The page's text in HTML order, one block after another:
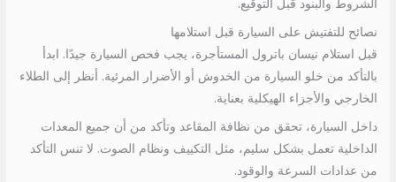
الشروط والبنود قبل التوقيع.
نصائح للتفتيش على السيارة قبل استلامها
قبل استلام نيسان باترول المستأجرة، يجب فحص السيارة جيدًا. ابدأ
بالتأكد من خلو السيارة من الخدوش أو الأضرار المرئية. أنظر إلى الطلاء
الخارجي والأجزاء الهيكلية بعناية.
داخل السيارة، تحقق من نظافة المقاعد وتأكد من أن جميع المعدات
الداخلية تعمل بشكل سليم، مثل التكييف ونظام الصوت. لا تنس التأكد
من عدادات السرعة والوقود.